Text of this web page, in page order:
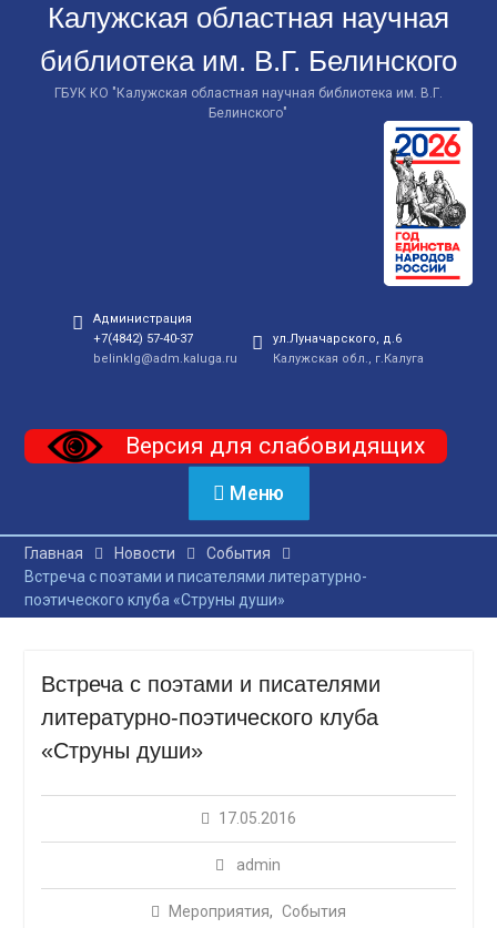
Калужская областная научная
библиотека им. В.Г. Белинского
ГБУК КО "Калужская областная научная библиотека им. В.Г.
Белинского"
Администрация
+7(4842) 57-40-37
belinklg@adm.kaluga.ru
ул.Луначарского, д.6
Калужская обл., г.Калуга
Версия для слабовидящих
Меню
Главная Новости
События
Встреча с поэтами и писателями литературно-
поэтического клуба «Струны души»
Встреча с поэтами и писателями
литературно-поэтического клуба
«Струны души»
17.05.2016
admin
Мероприятия, События